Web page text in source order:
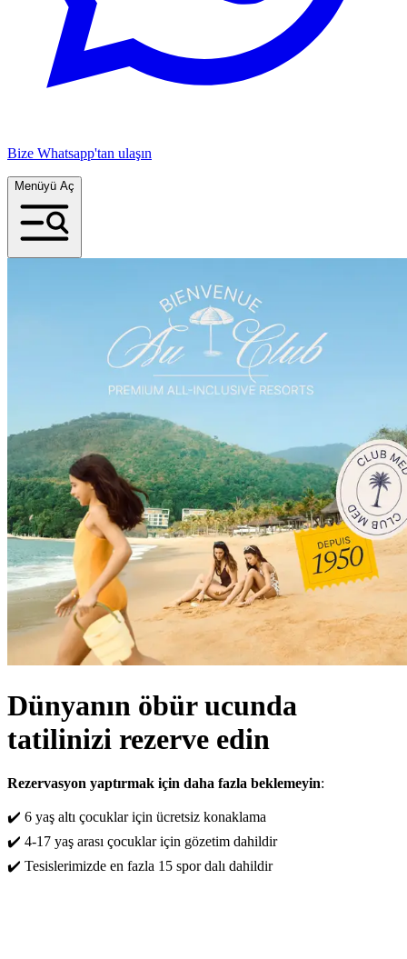
Bize Whatsapp'tan ulaşın
Menüyü Aç
Dünyanın öbür ucunda
tatilinizi rezerve edin
Rezervasyon yaptırmak için daha fazla beklemeyin:
✔️ 6 yaş altı çocuklar için ücretsiz konaklama
✔️ 4-17 yaş arası çocuklar için gözetim dahildir
✔️ Tesislerimizde en fazla 15 spor dalı dahildir